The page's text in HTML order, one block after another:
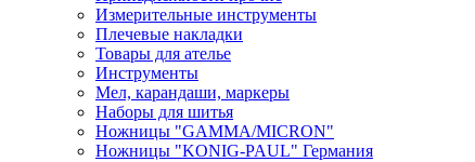
Измерительные инструменты
Плечевые накладки
Товары для ателье
Инструменты
Мел, карандаши, маркеры
Наборы для шитья
Ножницы "GAMMA/MICRON"
Ножницы "KONIG-PAUL" Германия